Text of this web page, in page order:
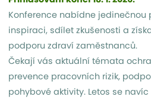
Konference nabídne
inspiraci, sdílet zkušenosti a
podporu zdraví zaměstnanců.
Čekají vás aktuální témata
prevence pracovních rizik,
pohybové aktivity. Letos se